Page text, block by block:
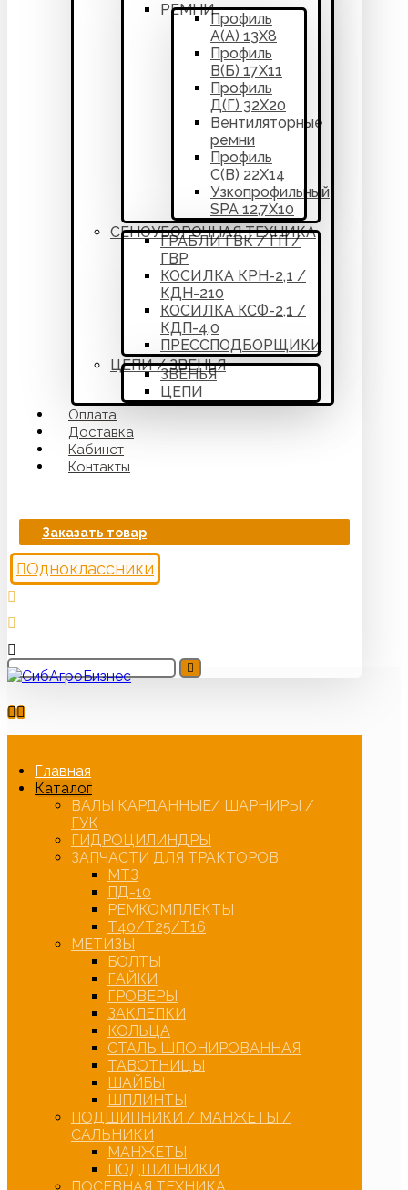
РЕМНИ
Профиль
А(А) 13Х8
Профиль
В(Б) 17Х11
Профиль
Д(Г) 32Х20
Вентиляторные
ремни
Профиль
С(В) 22Х14
Узкопрофильный
SPA 12,7Х10
СЕНОУБОРОЧНАЯ ТЕХНИКА
ГРАБЛИ ГВК / ГП /
ГВР
КОСИЛКА КРН-2,1 /
КДН-210
КОСИЛКА КСФ-2,1 /
КДП-4,0
ПРЕССПОДБОРЩИКИ
ЦЕПИ / ЗВЕНЬЯ
ЗВЕНЬЯ
ЦЕПИ
Оплата
Доставка
Кабинет
Контакты
Заказать товар
Одноклассники
Главная
Каталог
ВАЛЫ КАРДАННЫЕ/ ШАРНИРЫ /
ГУК
ГИДРОЦИЛИНДРЫ
ЗАПЧАСТИ ДЛЯ ТРАКТОРОВ
МТЗ
ПД-10
РЕМКОМПЛЕКТЫ
Т40/Т25/Т16
МЕТИЗЫ
БОЛТЫ
ГАЙКИ
ГРОВЕРЫ
ЗАКЛЕПКИ
КОЛЬЦА
СТАЛЬ ШПОНИРОВАННАЯ
ТАВОТНИЦЫ
ШАЙБЫ
ШПЛИНТЫ
ПОДШИПНИКИ / МАНЖЕТЫ /
САЛЬНИКИ
МАНЖЕТЫ
ПОДШИПНИКИ